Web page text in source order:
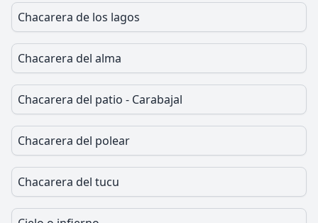
Chacarera de los lagos
Chacarera del alma
Chacarera del patio - Carabajal
Chacarera del polear
Chacarera del tucu